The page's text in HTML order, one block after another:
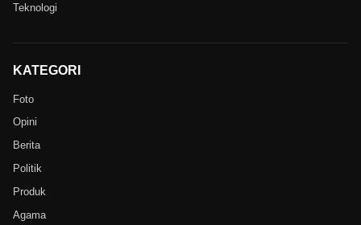
Teknologi
KATEGORI
Foto
Opini
Berita
Politik
Produk
Agama